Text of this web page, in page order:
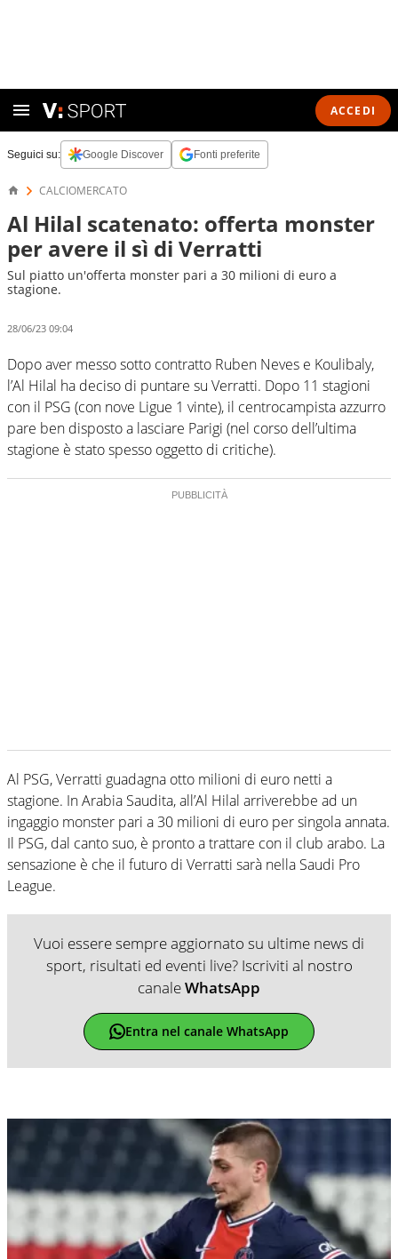
ACCEDI
Seguici su: Google Discover Fonti preferite
CALCIOMERCATO
Al Hilal scatenato: offerta monster
per avere il sì di Verratti
Sul piatto un'offerta monster pari a 30 milioni di euro a
stagione.
28/06/23 09:04
Dopo aver messo sotto contratto Ruben Neves e Koulibaly,
l’Al Hilal ha deciso di puntare su Verratti. Dopo 11 stagioni
con il PSG (con nove Ligue 1 vinte), il centrocampista azzurro
pare ben disposto a lasciare Parigi (nel corso dell’ultima
stagione è stato spesso oggetto di critiche).
Al PSG, Verratti guadagna otto milioni di euro netti a
stagione. In Arabia Saudita, all’Al Hilal arriverebbe ad un
ingaggio monster pari a 30 milioni di euro per singola annata.
Il PSG, dal canto suo, è pronto a trattare con il club arabo. La
sensazione è che il futuro di Verratti sarà nella Saudi Pro
League.
Vuoi essere sempre aggiornato su ultime news di
sport, risultati ed eventi live? Iscriviti al nostro
canaleWhatsApp
Entra nel canale WhatsApp